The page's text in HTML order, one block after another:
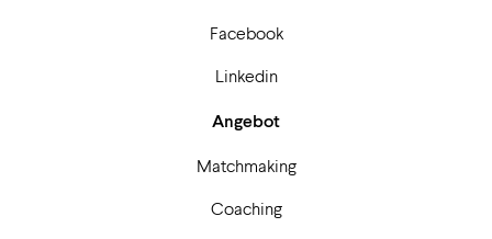
Facebook
Linkedin
Angebot
Matchmaking
Coaching